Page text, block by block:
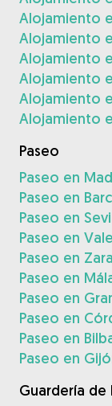
Alojamiento
Alojamiento
Alojamiento
Alojamiento
Alojamiento
Alojamiento
Paseo
Paseo en
Paseo en
Paseo en
Paseo en
Paseo en
Paseo en
Paseo en
Paseo en
Paseo en
Paseo en
Guardería de